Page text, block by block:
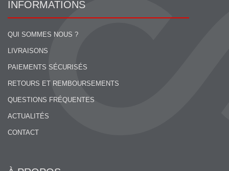
INFORMATIONS
QUI SOMMES NOUS ?
LIVRAISONS
PAIEMENTS SÉCURISÉS
RETOURS ET REMBOURSEMENTS
QUESTIONS FRÉQUENTES
ACTUALITÉS
CONTACT